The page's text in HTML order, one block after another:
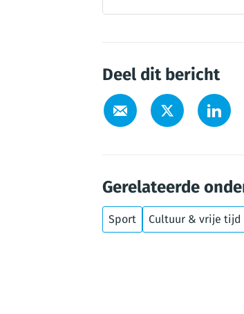
Deel dit bericht
Gerelateerde
Sport Cultuur & vrije tijd